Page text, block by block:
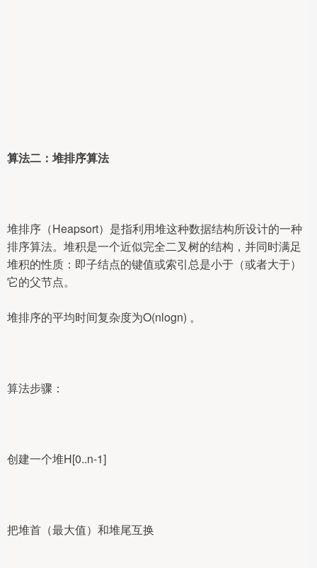
算法二：堆排序算法
堆排序（Heapsort）是指利用堆这种数据结构所设计的一种
排序算法。堆积是一个近似完全二叉树的结构，并同时满足
堆积的性质：即子结点的键值或索引总是小于（或者大于）
它的父节点。
堆排序的平均时间复杂度为Ο(nlogn) 。
算法步骤：
创建一个堆H[0..n-1]
把堆首（最大值）和堆尾互换